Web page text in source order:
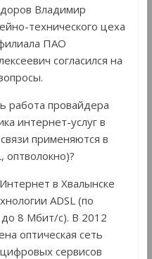
Владимир
технического цеха
ПАО
согласился на
работа провайдера
интернет-услуг в
применяются в
оптволокно)?
в Хвалынске
ADSL (по
8 Мбит/с). В 2012
оптическая сеть
сервисов